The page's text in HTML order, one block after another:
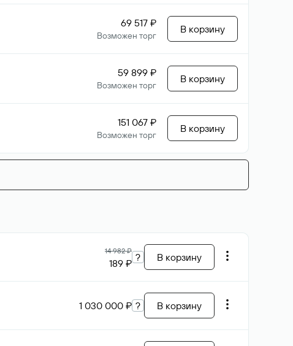
69 517 ₽
Возможен торг
В корзину
59 899 ₽
Возможен торг
В корзину
151 067 ₽
Возможен торг
В корзину
14 982 ₽
189 ₽ ? В корзину
1 030 000 ₽ ? В корзину